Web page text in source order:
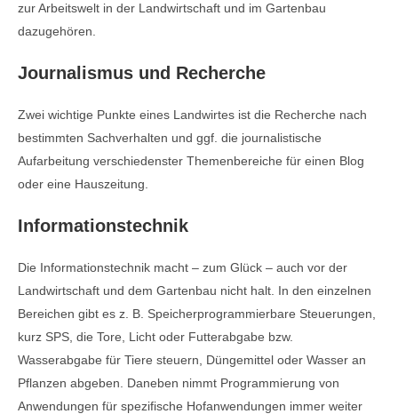
zur Arbeitswelt in der Landwirtschaft und im Gartenbau
dazugehören.
Journalismus und Recherche
Zwei wichtige Punkte eines Landwirtes ist die Recherche nach
bestimmten Sachverhalten und ggf. die journalistische
Aufarbeitung verschiedenster Themenbereiche für einen Blog
oder eine Hauszeitung.
Informationstechnik
Die Informationstechnik macht – zum Glück – auch vor der
Landwirtschaft und dem Gartenbau nicht halt. In den einzelnen
Bereichen gibt es z. B. Speicherprogrammierbare Steuerungen,
kurz SPS, die Tore, Licht oder Futterabgabe bzw.
Wasserabgabe für Tiere steuern, Düngemittel oder Wasser an
Pflanzen abgeben. Daneben nimmt Programmierung von
Anwendungen für spezifische Hofanwendungen immer weiter